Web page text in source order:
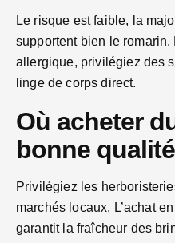
Le risque est faible, la
supportent bien le romarin.
allergique, privilégiez des
linge de corps direct.
Où acheter
bonne
Privilégiez les
marchés locaux. L’achat
garantit la fraîcheur des